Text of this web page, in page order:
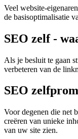
Veel website-
de basisoptimalisatie
SEO zelf -
Als je besluit te gaan
verbeteren van de
SEO
Voor degenen die net
creëren van unieke
van uw site zien.